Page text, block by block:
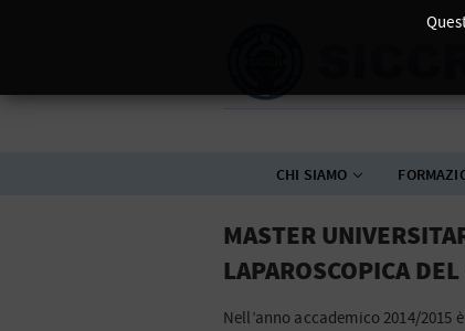
CHI SIAMO
MASTER
LAPAROSCOPICA
Nell’anno accademico 2014/